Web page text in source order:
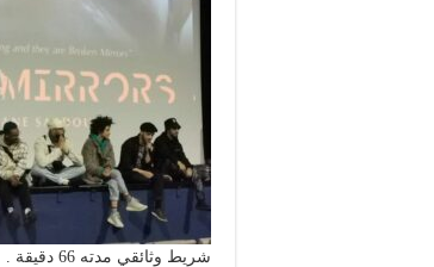
شريط وثائقي مدته 66 دقيقة .